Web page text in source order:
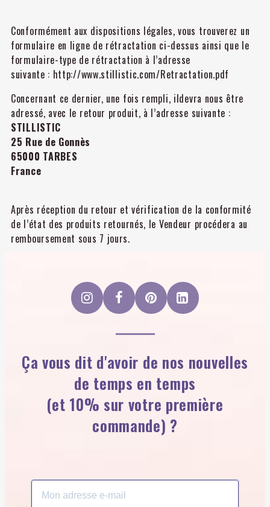
Conformément aux dispositions légales, vous trouverez un
formulaire en ligne de rétractation ci-dessus ainsi que le
formulaire-type de rétractation à l’adresse
suivante : http://www.stillistic.com/Retractation.pdf
Concernant ce dernier, une fois rempli, ildevra nous être
adressé, avec le retour produit, à l’adresse suivante :
STILLISTIC
25 Rue de Gonnès
65000 TARBES
France
Après réception du retour et vérification de la conformité
de l’état des produits retournés, le Vendeur procédera au
remboursement sous 7 jours.
Ça vous dit d'avoir de nos nouvelles
de temps en temps
(et 10% sur votre première
commande) ?